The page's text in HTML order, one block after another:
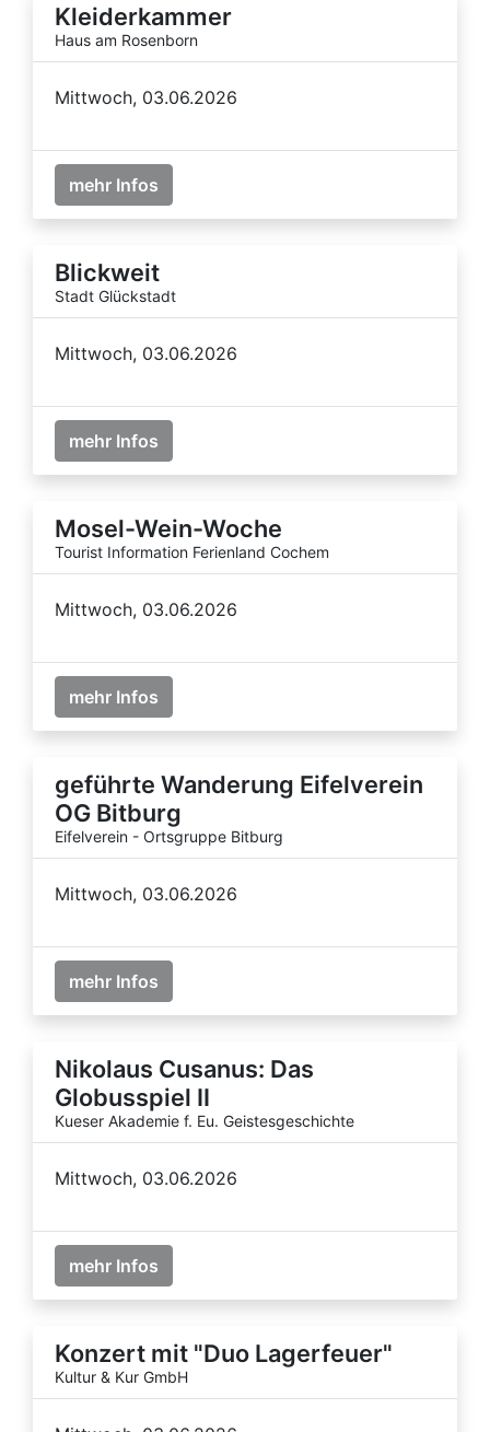
Kleiderkammer
Haus am Rosenborn
Mittwoch, 03.06.2026
mehr Infos
Blickweit
Stadt Glückstadt
Mittwoch, 03.06.2026
mehr Infos
Mosel-Wein-Woche
Tourist Information Ferienland Cochem
Mittwoch, 03.06.2026
mehr Infos
geführte Wanderung Eifelverein
OG Bitburg
Eifelverein - Ortsgruppe Bitburg
Mittwoch, 03.06.2026
mehr Infos
Nikolaus Cusanus: Das
Globusspiel II
Kueser Akademie f. Eu. Geistesgeschichte
Mittwoch, 03.06.2026
mehr Infos
Konzert mit "Duo Lagerfeuer"
Kultur & Kur GmbH